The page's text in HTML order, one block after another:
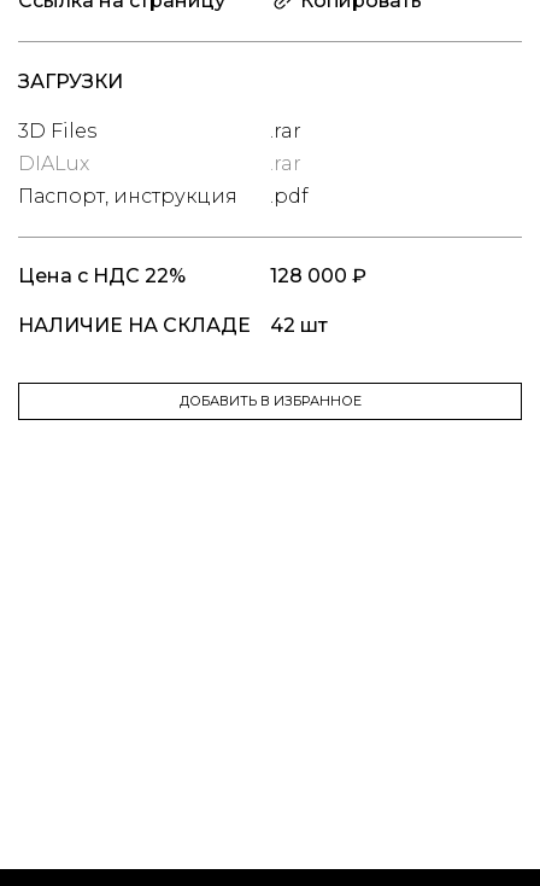
ЗАГРУЗКИ
3D Files
.rar
DIALux
.rar
Паспорт, инструкция
.pdf
Цена с НДС 22% 128 000 ₽
НАЛИЧИЕ НА СКЛАДЕ 42 шт
ДОБАВИТЬ В ИЗБРАННОЕ